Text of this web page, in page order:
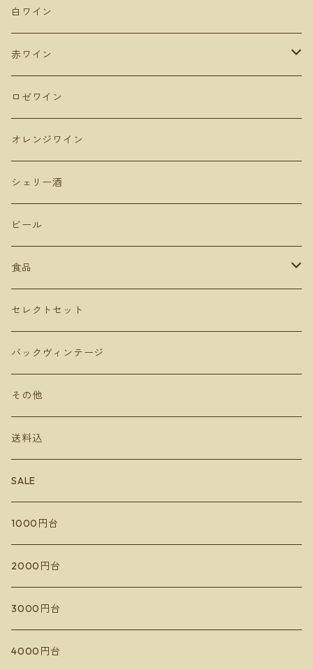
マドリード
シエラ・デ・グレドス
Uvas Felices COMANDO G
アラゴン
ムルシア
De Montille & Hokkaido ドモンティーユ
Lowbrow Craft
リタファーム&ワイナリー
千歳ワイナリー
宮本ヴィンヤード
10R Winery
イレンカ
蘭越いとう農園
サンマモルワイナリー
新潟
ドメーヌショオ
カーブドッチ
山形
タケダワイナリー
長野
マンズワイン 小諸ワイナリー
テールドシエル
ルナピエナ
アビーズバインズ
Les Vins Debrouillards
Sail the ship vineyard
山梨
ドメーヌヒデ
くらむぼん
岡山
コルトラーダ
大分
安心院ワイナリー
白ワイン
赤ワイン
ピノ・ノワール
ガルナッチャ グルナッシュ
メルロー
プルサール
カベルネソービニョン
カベルネフラン
ロゼワイン
オレンジワイン
シェリー酒
ビール
食品
オリーブオイル
ビネガー
チーズ
セレクトセット
バックヴィンテージ
その他
送料込
SALE
1000円台
2000円台
3000円台
4000円台